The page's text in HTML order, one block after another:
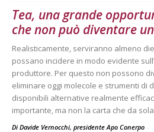
Tea, una grande
che non può diventare
Realisticamente, serviranno almeno
possano incidere in modo evidente
produttore. Per questo non possono
eliminare oggi molecole e strumenti di
disponibili alternative realmente
importante, ma non la carta che da
Di Davide Vernocchi, presidente Apo Conerpo -